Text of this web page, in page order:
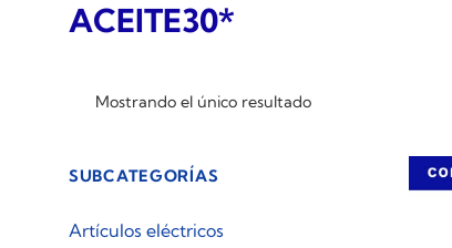
ACEITE30*
Mostrando el único resultado
SUBCATEGORÍAS
Artículos eléctricos